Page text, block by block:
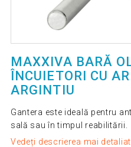
MAXXIVA BARĂ
ÎNCUIETORI CU
ARGINTIU
Gantera este ideală pentru
sală sau în timpul reabilitării.
Vedeți descrierea mai